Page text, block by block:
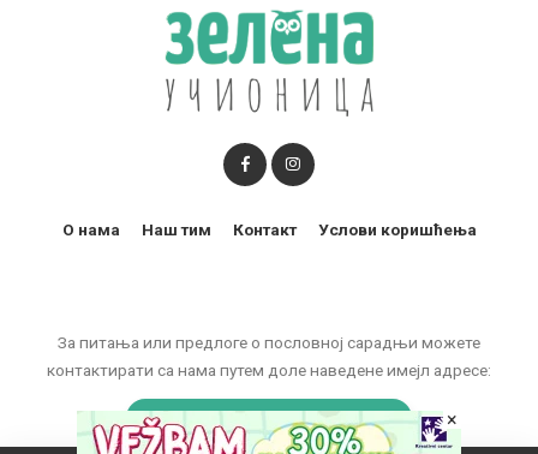
За питања или предлоге о пословној сарадњи можете
контактирати са нама путем доле наведене имејл адресе:
marketing@zelenaucionica.com
О нама Наш тим Контакт Услови коришћења
×